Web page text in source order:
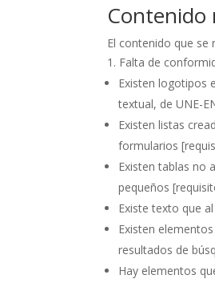
Contenido
El contenido que se
Falta de
Existen logotipos
textual, de UNE-
Existen listas
formularios
Existen tablas no
pequeños
Existe texto que
Existen
resultados de
Hay elementos